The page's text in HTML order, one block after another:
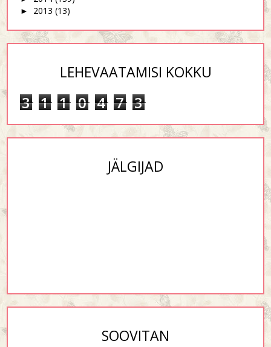
► 2013 (13)
LEHEVAATAMISI KOKKU
3 1 1 0 4 7 3
JÄLGIJAD
SOOVITAN